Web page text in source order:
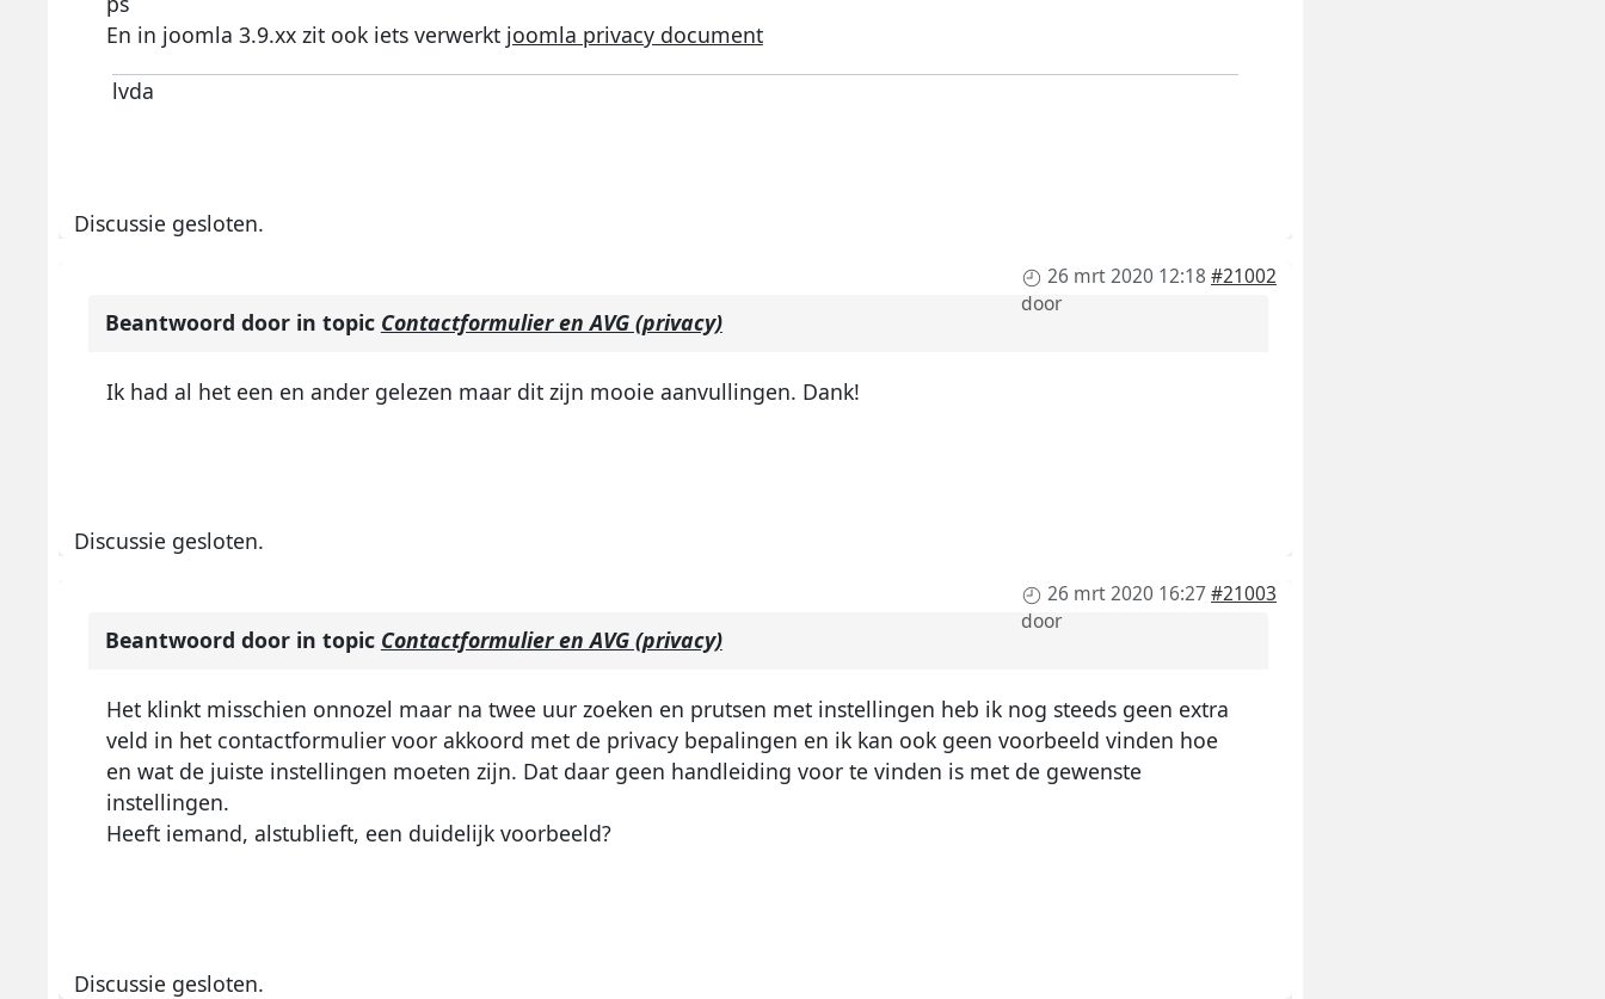
En in joomla 3.9.xx zit ook iets verwerkt joomla privacy document
lvda
Discussie gesloten.
26 mrt 2020 12:18 #21002
door
Beantwoord door in topic Contactformulier en AVG (privacy)
Ik had al het een en ander gelezen maar dit zijn mooie aanvullingen. Dank!
Discussie gesloten.
26 mrt 2020 16:27 #21003
door
Beantwoord door in topic Contactformulier en AVG (privacy)
Het klinkt misschien onnozel maar na twee uur zoeken en prutsen met instellingen heb ik nog steeds geen extra
veld in het contactformulier voor akkoord met de privacy bepalingen en ik kan ook geen voorbeeld vinden hoe
en wat de juiste instellingen moeten zijn. Dat daar geen handleiding voor te vinden is met de gewenste
instellingen.
Heeft iemand, alstublieft, een duidelijk voorbeeld?
Discussie gesloten.